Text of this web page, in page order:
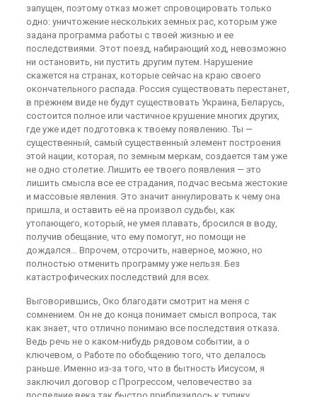
запущен, поэтому отказ может спровоцировать только
одно: уничтожение нескольких земных рас, которым уже
задана программа работы с твоей жизнью и ее
последствиями. Этот поезд, набирающий ход, невозможно
ни остановить, ни пустить другим путем. Нарушение
скажется на странах, которые сейчас на краю своего
окончательного распада. Россия существовать перестанет,
в прежнем виде не будут существовать Украина, Беларусь,
состоится полное или частичное крушение многих других,
где уже идет подготовка к твоему появлению. Ты —
существенный, самый существенный элемент построения
этой нации, которая, по земным меркам, создается там уже
не одно столетие. Лишить ее твоего появления — это
лишить смысла все ее страдания, подчас весьма жестокие
и массовые явления. Это значит аннулировать к чему она
пришла, и оставить её на произвол судьбы, как
утопающего, который, не умея плавать, бросился в воду,
получив обещание, что ему помогут, но помощи не
дождался… Впрочем, отсрочить, наверное, можно, но
полностью отменить программу уже нельзя. Без
катастрофических последствий для всех.
Выговорившись, Око благодати смотрит на меня с
сомнением. Он не до конца понимает смысл вопроса, так
как знает, что отлично понимаю все последствия отказа.
Ведь речь не о каком-нибудь рядовом событии, а о
ключевом, о Работе по обобщению того, что делалось
раньше. Именно из-за того, что в бытность Иисусом, я
заключил договор с Прогрессом, человечество за